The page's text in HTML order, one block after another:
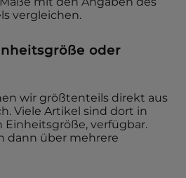
vergleichen.
oder
wir größtenteils direkt aus
Viele Artikel sind dort in
Einheitsgröße, verfügbar.
dann über mehrere